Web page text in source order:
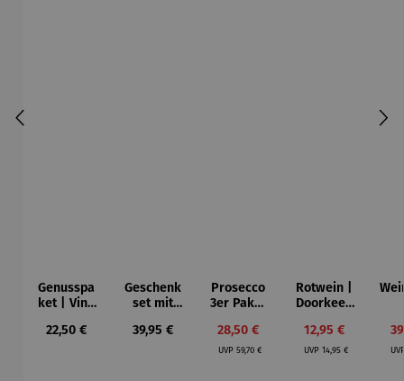
Genusspa
ket | Vino
Regulärer Preis:
22,50 €
Geschenk
set mit
Schlaraffe
Regulärer Preis:
39,95 €
Prosecco
3er Paket
Prosecco
DOC
Verkaufspreis:
28,50 €
UVPRegulärer Preis:
59,70 €
Rotwein |
Doorkeep
Verkaufspreis:
12,95 €
UVPRegulärer Preis:
14,95 €